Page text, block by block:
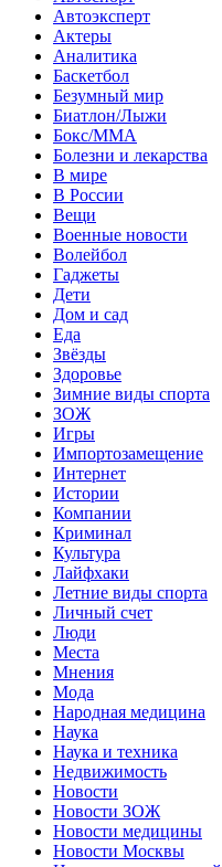
Автоэксперт
Актеры
Аналитика
Баскетбол
Безумный мир
Биатлон/Лыжи
Бокс/MMA
Болезни и лекарства
В мире
В России
Вещи
Военные новости
Волейбол
Гаджеты
Дети
Дом и сад
Еда
Звёзды
Здоровье
Зимние виды спорта
ЗОЖ
Игры
Импортозамещение
Интернет
Истории
Компании
Криминал
Культура
Лайфхаки
Летние виды спорта
Личный счет
Люди
Места
Мнения
Мода
Народная медицина
Наука
Наука и техника
Недвижимость
Новости
Новости ЗОЖ
Новости медицины
Новости Москвы